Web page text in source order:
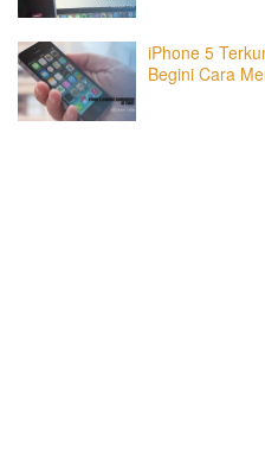
iPhone 5
Begini Cara